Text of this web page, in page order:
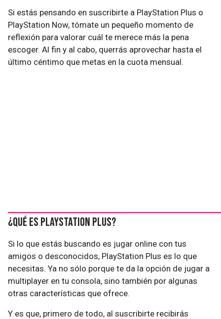
Si estás pensando en suscribirte a PlayStation Plus o
PlayStation Now, tómate un pequeño momento de
reflexión para valorar cuál te merece más la pena
escoger. Al fin y al cabo, querrás aprovechar hasta el
último céntimo que metas en la cuota mensual.
¿Qué es PlayStation Plus?
Si lo que estás buscando es jugar online con tus
amigos o desconocidos, PlayStation Plus es lo que
necesitas. Ya no sólo porque te da la opción de jugar a
multiplayer en tu consola, sino también por algunas
otras características que ofrece.
Y es que, primero de todo, al suscribirte recibirás